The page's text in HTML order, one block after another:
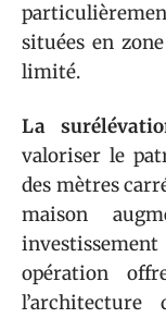
situées en
limité.
La
valoriser le
des mètres
maison
opération